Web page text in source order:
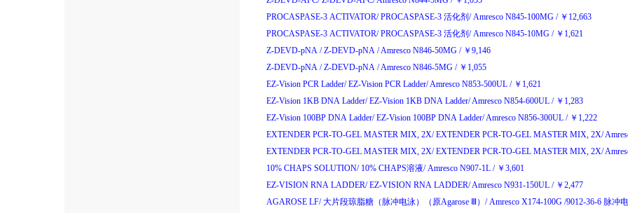
PROCASPASE-3 ACTIVATOR/ PROCASPASE-3 活化剂 / Amresco N845-100MG / ￥ 12,663
PROCASPASE-3 ACTIVATOR/ PROCASPASE-3 活化剂 / Amresco N845-10MG / ￥ 1,621
Z-DEVD-pNA / Z-DEVD-pNA /Amresco N846-50MG / ￥ 9,146
Z-DEVD-pNA / Z-DEVD-pNA /Amresco N846-5MG / ￥ 1,055
EZ-Vision PCR Ladder/ EZ-Vision PCR Ladder/Amresco N853-500UL / ￥ 1,621
EZ-Vision 1KB DNA Ladder/ EZ-Vision 1KB DNA Ladder/Amresco N854-600UL / ￥ 1,283
EZ-Vision 100BP DNA Ladder/ EZ-Vision 100BP DNA Ladder/Amresco N856-300UL / ￥ 1,222
EXTENDER PCR-TO-GEL MASTER MIX, 2X/ EXTENDER PCR-TO-GEL MASTER MIX, 2X/
EXTENDER PCR-TO-GEL MASTER MIX, 2X/ EXTENDER PCR-TO-GEL MASTER MIX, 2X/
10% CHAPS SOLUTION/ 10% CHAPS溶液/ Amresco N907-1L / ￥ 3,601
EZ-VISION RNA LADDER/ EZ-VISION RNA LADDER/Amresco N931-150UL / ￥ 2,477
AGAROSE LF/ 大片段琼脂糖 （ 脉冲电泳）（ 原Agarose ）/ Amresco X174-100G /9012-36-6 脉冲